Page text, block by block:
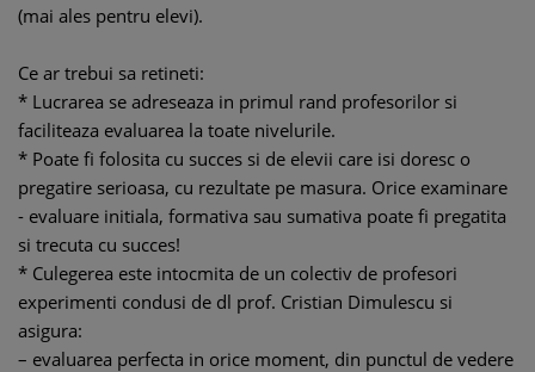
(mai ales pentru elevi).
Ce ar trebui sa retineti:
* Lucrarea se adreseaza in primul rand profesorilor si
faciliteaza evaluarea la toate nivelurile.
* Poate fi folosita cu succes si de elevii care isi doresc o
pregatire serioasa, cu rezultate pe masura. Orice examinare
- evaluare initiala, formativa sau sumativa poate fi pregatita
si trecuta cu succes!
* Culegerea este intocmita de un colectiv de profesori
experimenti condusi de dl prof. Cristian Dimulescu si
asigura:
– evaluarea perfecta in orice moment, din punctul de vedere